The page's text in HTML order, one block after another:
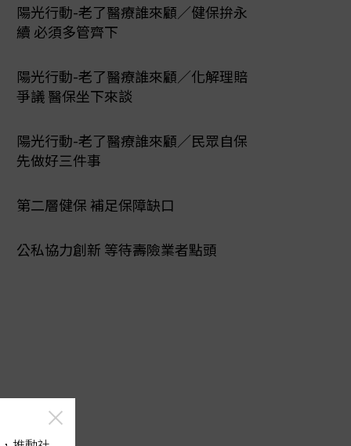
陽光行動-老了醫療誰來顧／健保拚永
續 必須多管齊下
陽光行動-老了醫療誰來顧／化解理賠
爭議 醫保坐下來談
陽光行動-老了醫療誰來顧／民眾自保
先做好三件事
第二層健保 補足保障缺口
公私協力創新 等待壽險業者點頭